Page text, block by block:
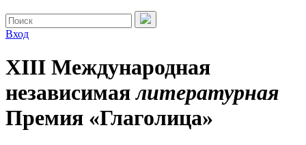
Вход
XIII Международная
независимаялитературная
Премия «Глаголица»